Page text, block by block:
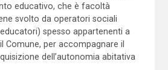
educativo, che è facoltà
svolto da operatori sociali
spesso appartenenti a
Comune, per accompagnare il
dell’autonomia abitativa